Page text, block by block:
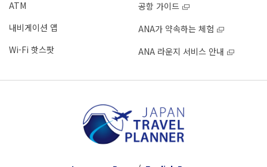
ATM
내비게이션 앱
Wi-Fi 핫스팟
공항 가이드
ANA가 약속하는 체험
ANA 라운지 서비스 안내